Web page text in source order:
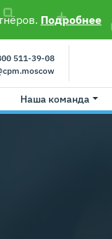
Подробнее
511-39-08
Наша команда